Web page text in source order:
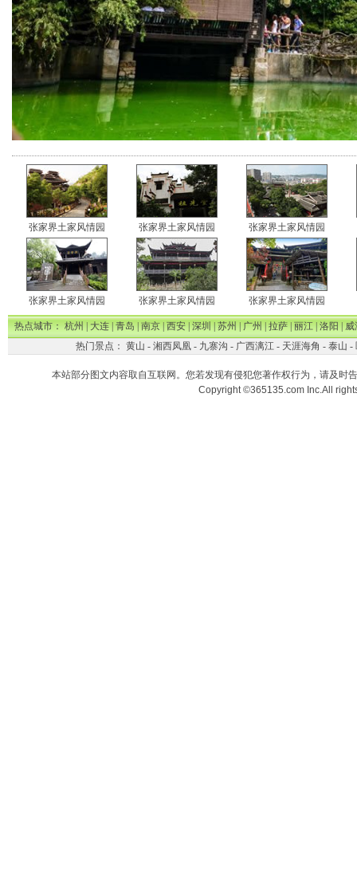
张家界土家风情园 张家界土家风情园 张家界土家风情园
张家界土家风情园 张家界土家风情园 张家界土家风情园
热点城市：杭州|大连|青岛|南京|西安|深圳|苏州|广州|拉萨|丽江|洛阳|威
热门景点： 黄山 - 湘西凤凰- 九寨沟 - 广西漓江- 天涯海角 - 泰山 -
本站部分图文内容取自互联网。您若发现有侵犯您著作权行为，请及时
Copyright ©365135.com Inc.All